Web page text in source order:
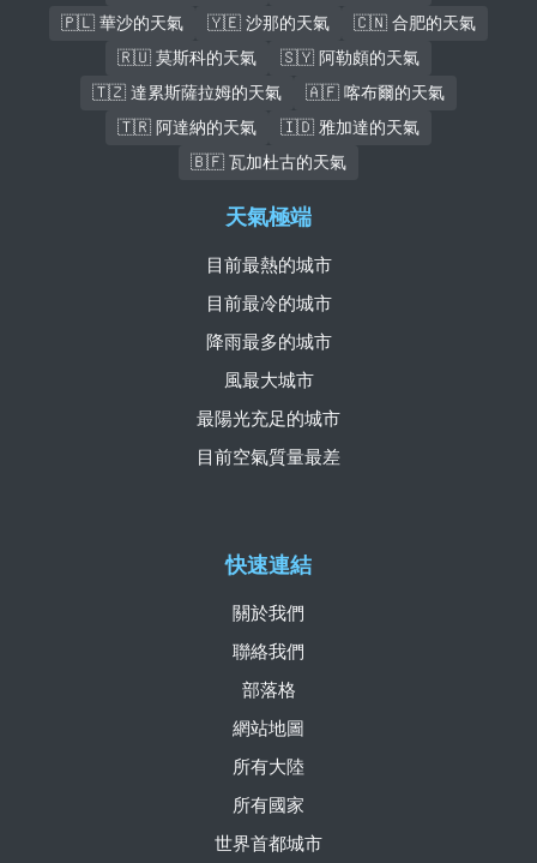
🇵🇱 華沙的天氣
🇾🇪 沙那的天氣
🇨🇳 合肥的天氣
🇷🇺 莫斯科的天氣
🇸🇾 阿勒頗的天氣
🇹🇿 達累斯薩拉姆的天氣
🇦🇫 喀布爾的天氣
🇹🇷 阿達納的天氣
🇮🇩 雅加達的天氣
🇧🇫 瓦加杜古的天氣
快速連結
關於我們
聯絡我們
部落格
網站地圖
所有大陸
所有國家
世界首都城市
天氣極端
目前最熱的城市
目前最冷的城市
降雨最多的城市
風最大城市
最陽光充足的城市
目前空氣質量最差